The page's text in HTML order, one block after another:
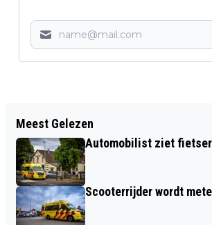
DE NACHT VAN ELST WORDT
LEUK!
Meest Gelezen
Automobilist ziet
Scooterrijder wordt